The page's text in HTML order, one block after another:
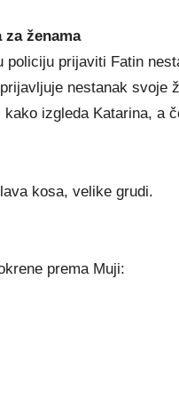
za ženama
policiju prijaviti Fatin
nestanak svoje
kako izgleda Katarina, a
kosa, velike grudi.
prema Muji: